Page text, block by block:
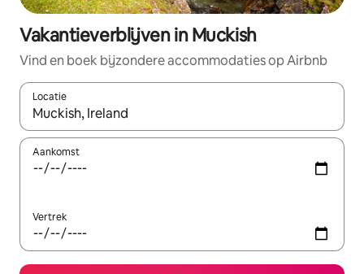
Vakantieverblijven in Muckish
Vind en boek bijzondere accommodaties op Airbnb
Locatie
Wanneer er resultaten beschikbaar zijn, maak je een keuze
Aankomst
Vertrek